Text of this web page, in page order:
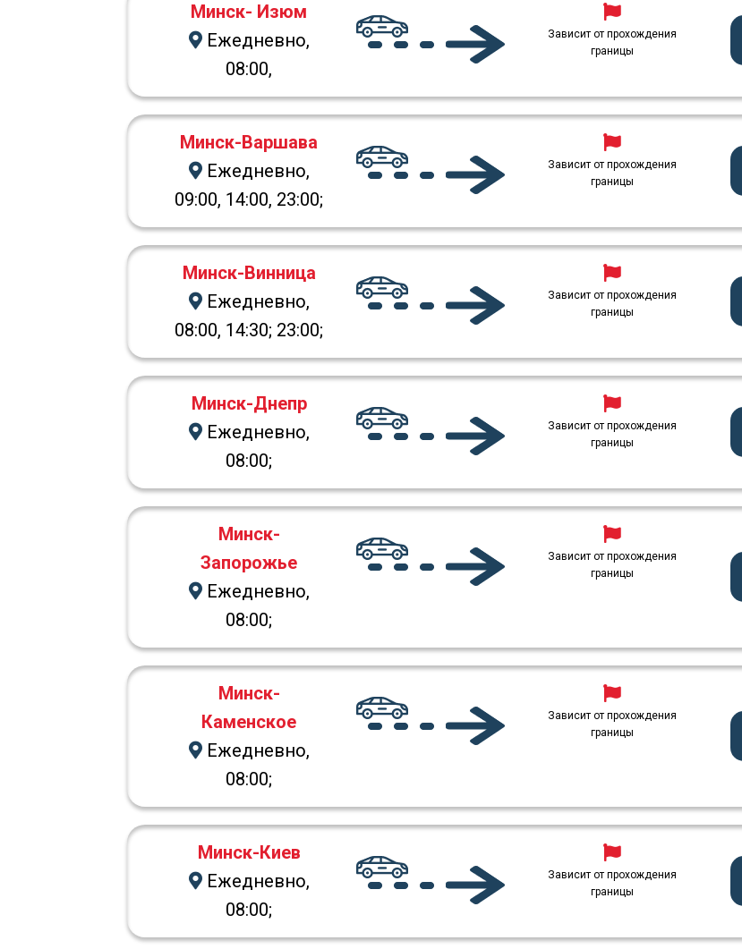
Минск- Изюм
Ежедневно,
08:00,
Зависит от прохождения
границы
Минск-Варшава
Ежедневно,
09:00, 14:00, 23:00;
Зависит от прохождения
границы
Минск-Винница
Ежедневно,
08:00, 14:30; 23:00;
Зависит от прохождения
границы
Минск-Днепр
Ежедневно,
08:00;
Зависит от прохождения
границы
Минск-
Запорожье
Ежедневно,
08:00;
Зависит от прохождения
границы
Минск-
Каменское
Ежедневно,
08:00;
Зависит от прохождения
границы
Минск-Киев
Ежедневно,
08:00;
Зависит от прохождения
границы